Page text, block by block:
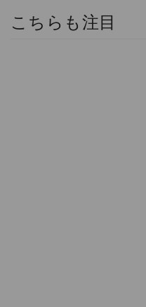
こちらも注目